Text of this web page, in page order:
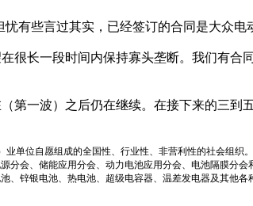
有些言过其实，已经签订的合同是大众电
长一段时间内保持寡头垄断。我们有合
一波）之后仍在继续。在接下来的三到
业单位自愿组成的全国性、行业性、非营利性的社会组
会、储能应用分会、动力电池应用分会、电池隔膜分会
锌银电池、热电池、超级电容器、温差发电器及其他